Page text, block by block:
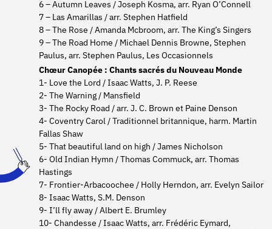
6 – Autumn Leaves / Joseph Kosma, arr. Ryan O’Connell
7 – Las Amarillas / arr. Stephen Hatfield
8 – The Rose / Amanda Mcbroom, arr. The King’s Singers
9 – The Road Home / Michael Dennis Browne, Stephen
Paulus, arr. Stephen Paulus, Les Occasionnels
Chœur Canopée : Chants sacrés du Nouveau Monde
1- Love the Lord / Isaac Watts, J. P. Reese
2- The Warning / Mansfield
3- The Rocky Road / arr. J. C. Brown et Paine Denson
4- Coventry Carol / Traditionnel britannique, harm. Martin
Fallas Shaw
5- That beautiful land on high / James Nicholson
6- Old Indian Hymn / Thomas Commuck, arr. Thomas
Hastings
7- Frontier-Arbacoochee / Holly Herndon, arr. Evelyn Sailor
8- Isaac Watts, S.M. Denson
9- I’ll fly away / Albert E. Brumley
10- Chandesse / Isaac Watts, arr. Frédéric Eymard,